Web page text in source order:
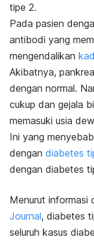
tipe 2.
Pada pasien
antibodi yang
mengendalikan
Akibatnya,
dengan normal.
cukup dan gejala
memasuki usia
Ini yang
dengan diabetes
dengan diabetes
Menurut informasi
Journal, diabetes
seluruh kasus